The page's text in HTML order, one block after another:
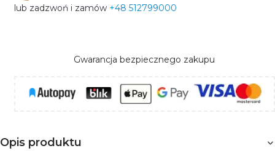
lub zadzwoń i zamów +48 512799000
Gwarancja bezpiecznego zakupu
Opis produktu